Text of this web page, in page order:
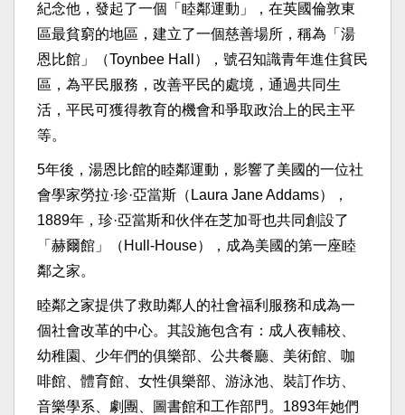
紀念他，發起了一個「睦鄰運動」，在英國倫敦東
區最貧窮的地區，建立了一個慈善場所，稱為「湯
恩比館」（Toynbee Hall），號召知識青年進住貧民
區，為平民服務，改善平民的處境，通過共同生
活，平民可獲得教育的機會和爭取政治上的民主平
等。
5年後，湯恩比館的睦鄰運動，影響了美國的一位社
會學家勞拉·珍·亞當斯（Laura Jane Addams），
1889年，珍·亞當斯和伙伴在芝加哥也共同創設了
「赫爾館」（Hull-House），成為美國的第一座睦
鄰之家。
睦鄰之家提供了救助鄰人的社會福利服務和成為一
個社會改革的中心。其設施包含有：成人夜輔校、
幼稚園、少年們的俱樂部、公共餐廳、美術館、咖
啡館、體育館、女性俱樂部、游泳池、裝訂作坊、
音樂學系、劇團、圖書館和工作部門。1893年她們